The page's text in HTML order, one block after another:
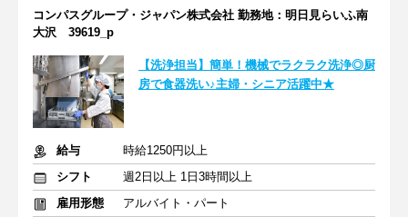
コンパスグループ・ジャパン株式会社 勤務地：明日見らいふ南
大沢 39619_p
【洗浄担当】簡単！機械でラクラク洗浄◎厨
房で食器洗い♪主婦・シニア活躍中★
給与
時給1250円以上
シフト
週2日以上 1日3時間以上
雇用形態
アルバイト・パート